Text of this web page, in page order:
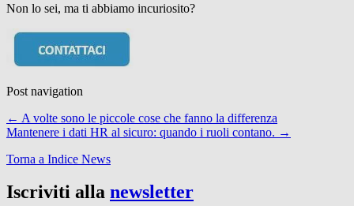
Non lo sei, ma ti abbiamo incuriosito?
Post navigation
← A volte sono le piccole cose che fanno la differenza
Mantenere i dati HR al sicuro: quando i ruoli contano. →
Torna a Indice News
Iscriviti alla newsletter